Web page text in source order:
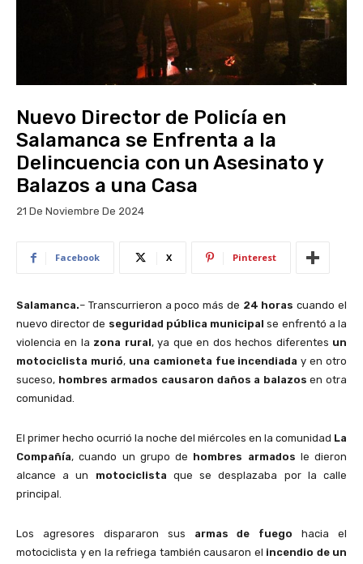
Nuevo Director de Policía en
Salamanca se Enfrenta a la
Delincuencia con un Asesinato y
Balazos a una Casa
21 De Noviembre De 2024
Facebook X Pinterest
Salamanca.– Transcurrieron a poco más de 24 horas cuando el
nuevo director de seguridad pública municipal se enfrentó a la
violencia en la zona rural, ya que en dos hechos diferentes un
motociclista murió, una camioneta fue incendiada y en otro
suceso, hombres armados causaron daños a balazos en otra
comunidad.
El primer hecho ocurrió la noche del miércoles en la comunidad La
Compañía, cuando un grupo de hombres armados le dieron
alcance a un motociclista que se desplazaba por la calle
principal.
Los agresores dispararon sus armas de fuego hacia el
motociclista y en la refriega también causaron el incendio de un